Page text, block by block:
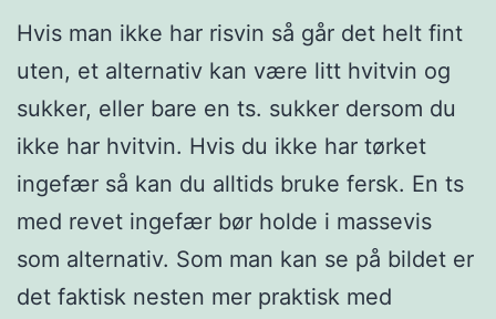
Hvis man ikke har risvin så går det helt fint
uten, et alternativ kan være litt hvitvin og
sukker, eller bare en ts. sukker dersom du
ikke har hvitvin. Hvis du ikke har tørket
ingefær så kan du alltids bruke fersk. En ts
med revet ingefær bør holde i massevis
som alternativ. Som man kan se på bildet er
det faktisk nesten mer praktisk med